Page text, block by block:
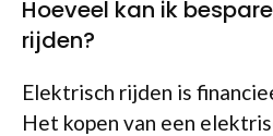
Hoeveel kan ik
rijden?
Elektrisch rijden is
Het kopen van een